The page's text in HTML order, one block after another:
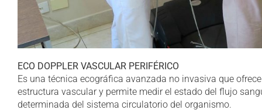
ECO DOPPLER VASCULAR PERIFÉRICO
Es una técnica ecográfica avanzada no invasiva que
estructura vascular y permite medir el estado del flujo
determinada del sistema circulatorio del organismo.